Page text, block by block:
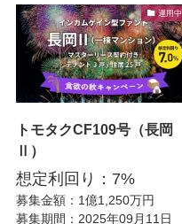
運用中
トモタクCF109号（長岡
Ⅱ）
想定利回り：7%
募集金額：1億1,250万円
募集期間：2025年09月11日